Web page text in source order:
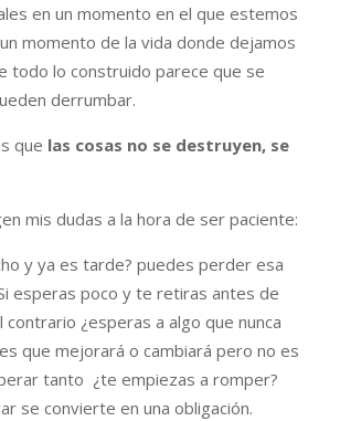
en un momento en el que estemos
momento de la vida donde dejamos
todo lo construido parece que se
derrumbar.
que las cosas no se destruyen, se
mis dudas a la hora de ser paciente:
y ya es tarde? puedes perder esa
esperas poco y te retiras antes de
¿esperas a algo que nunca
que mejorará o cambiará pero no es
tanto ¿te empiezas a romper?
se convierte en una obligación.